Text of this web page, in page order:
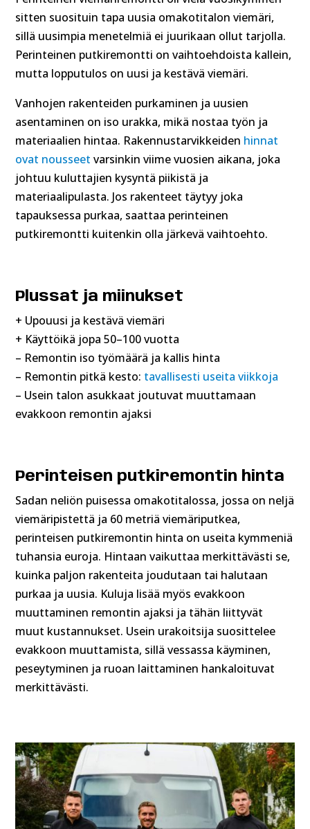
sitten suosituin tapa uusia omakotitalon viemäri,
sillä uusimpia menetelmiä ei juurikaan ollut tarjolla.
Perinteinen putkiremontti on vaihtoehdoista kallein,
mutta lopputulos on uusi ja kestävä viemäri.
Vanhojen rakenteiden purkaminen ja uusien
asentaminen on iso urakka, mikä nostaa työn ja
materiaalien hintaa. Rakennustarvikkeiden hinnat
ovat nousseet varsinkin viime vuosien aikana, joka
johtuu kuluttajien kysyntä piikistä ja
materiaalipulasta. Jos rakenteet täytyy joka
tapauksessa purkaa, saattaa perinteinen
putkiremontti kuitenkin olla järkevä vaihtoehto.
Plussat ja miinukset
+ Upouusi ja kestävä viemäri
+ Käyttöikä jopa 50–100 vuotta
– Remontin iso työmäärä ja kallis hinta
– Remontin pitkä kesto: tavallisesti useita viikkoja
– Usein talon asukkaat joutuvat muuttamaan
evakkoon remontin ajaksi
Perinteisen putkiremontin hinta
Sadan neliön puisessa omakotitalossa, jossa on neljä
viemäripistettä ja 60 metriä viemäriputkea,
perinteisen putkiremontin hinta on useita kymmeniä
tuhansia euroja. Hintaan vaikuttaa merkittävästi se,
kuinka paljon rakenteita joudutaan tai halutaan
purkaa ja uusia. Kuluja lisää myös evakkoon
muuttaminen remontin ajaksi ja tähän liittyvät
muut kustannukset. Usein urakoitsija suosittelee
evakkoon muuttamista, sillä vessassa käyminen,
peseytyminen ja ruoan laittaminen hankaloituvat
merkittävästi.